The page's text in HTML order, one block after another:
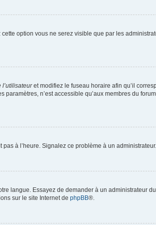
cette option vous ne serez visible que par les
et modifiez le fuseau horaire afin qu’il
n’est accessible qu’aux membres du
à l’heure. Signalez ce problème à un administrateur.
langue. Essayez de demander à un administrateur
sur le site Internet de phpBB®.